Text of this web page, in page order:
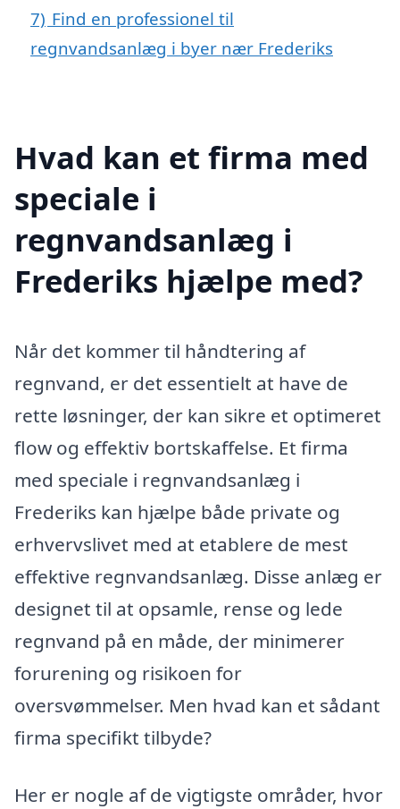
7) Find en professionel til
regnvandsanlæg i byer nær Frederiks
Hvad kan et firma med
speciale i
regnvandsanlæg i
Frederiks hjælpe med?
Når det kommer til håndtering af
regnvand, er det essentielt at have de
rette løsninger, der kan sikre et optimeret
flow og effektiv bortskaffelse. Et firma
med speciale i regnvandsanlæg i
Frederiks kan hjælpe både private og
erhvervslivet med at etablere de mest
effektive regnvandsanlæg. Disse anlæg er
designet til at opsamle, rense og lede
regnvand på en måde, der minimerer
forurening og risikoen for
oversvømmelser. Men hvad kan et sådant
firma specifikt tilbyde?
Her er nogle af de vigtigste områder, hvor